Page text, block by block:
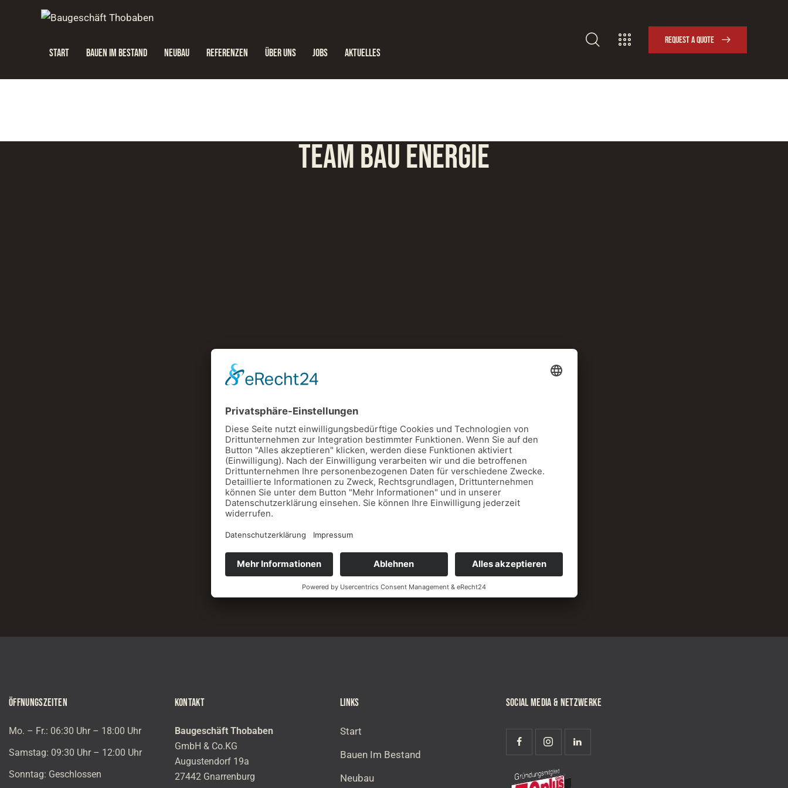
START BAUEN IM BESTAND NEUBAU REFERENZEN ÜBER UNS JOBS AKTUELLES
REQUEST A QUOTE
TEAM BAU ENERGIE
ÖFFNUNGSZEITEN
Mo. – Fr.: 06:30 Uhr – 18:00 Uhr
Samstag: 09:30 Uhr – 12:00 Uhr
Sonntag: Geschlossen
KONTAKT
Baugeschäft Thobaben
GmbH & Co.KG
Augustendorf 19a
27442 Gnarrenburg
LINKS
Start
Bauen Im Bestand
Neubau
SOCIAL MEDIA & NETZWERKE